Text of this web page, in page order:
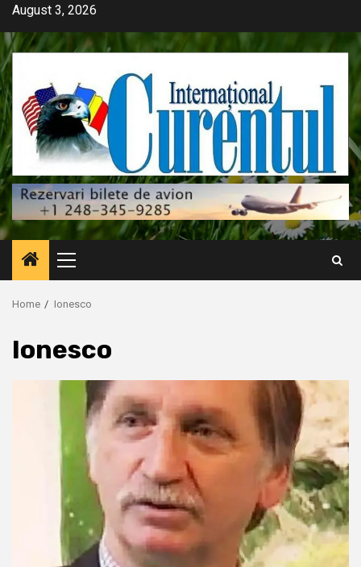
Skip
content
August 3, 2026
Primary
Menu
Home Ionesco
Ionesco